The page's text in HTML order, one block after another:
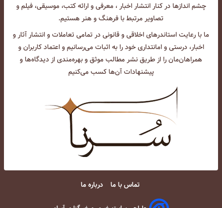
چشم انداز‌ها در کنار انتشار اخبار ، معرفی و ارائه کتب، موسیقی، فیلم و
تصاویر مرتبط با فرهنگ و هنر هستیم.
ما با رعایت استاندرهای اخلاقی و قانونی در تمامی تعاملات و انتشار آثار و
اخبار، درستی و امانتداری خود را به اثبات می‌رسانیم و اعتماد کاربران و
همراهان‌مان را از طریق نشر مطالب موثق و بهره‌مندی از دیدگاه‌ها و
پیشنهادات آن‌ها کسب می‌کنیم
تماس با ما درباره ما